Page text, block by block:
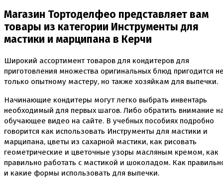
Магазин Тортоделфео представляет вам
товары из категории Инструменты для
мастики и марципана в Керчи
Широкий ассортимент товаров для кондитеров для
приготовления множества оригинальных блюд пригодится
только опытному мастеру, но также хозяйкам для выпечки.
Начинающие кондитеры могут легко выбрать инвентарь
необходимый для первых шагов. Либо обратить внимание
обучающее видео на сайте. В учебных пособиях подробно
говорится как использовать Инструменты для мастики и
марципана, цветы из сахарной мастики, как рисовать
геометрические и цветочные узоры масляным кремом, как
правильно работать с мастикой и шоколадом. Как
и какие формы использовать для выпечки.